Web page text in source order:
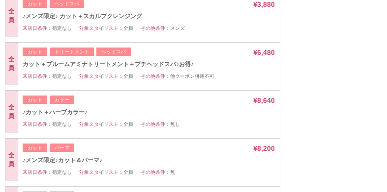
全
員
カット ヘッドスパ
♪メンズ限定♪ カット＋スカルプクレンジング
¥3,880
来店日条件： 指定なし 対象スタイリスト： 全員 その他条件： メンズ
全
員
カット トリートメント ヘッドスパ
カット＋プルームアミナトリートメント＋プチヘッドスパ♪お得♪
¥6,480
来店日条件： 指定なし 対象スタイリスト： 全員 その他条件： 他クーポン併用不可
全
員
カット カラー
♪カット＋ハーブカラー♪
¥8,640
来店日条件： 指定なし 対象スタイリスト： 全員 その他条件： 無し
全
員
カット パーマ
♪メンズ限定♪カット＆パーマ♪
¥8,200
来店日条件： 指定なし 対象スタイリスト： 全員 その他条件： 無